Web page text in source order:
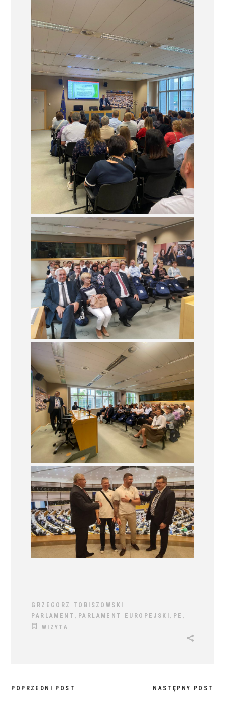
GRZEGORZ TOBISZOWSKI
PARLAMENT, PARLAMENT EUROPEJSKI, PE ,
WIZYTA
POPRZEDNI POST NASTĘPNY POST